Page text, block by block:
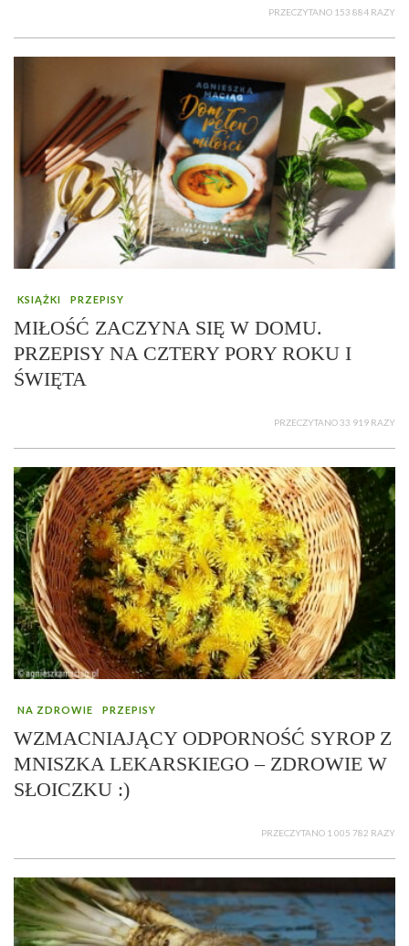
PRZECZYTANO 153 884 RAZY
KSIĄŻKI PRZEPISY
MIŁOŚĆ ZACZYNA SIĘ W DOMU.
PRZEPISY NA CZTERY PORY ROKU I
ŚWIĘTA
PRZECZYTANO 33 919 RAZY
NA ZDROWIE PRZEPISY
WZMACNIAJĄCY ODPORNOŚĆ SYROP Z
MNISZKA LEKARSKIEGO – ZDROWIE W
SŁOICZKU :)
PRZECZYTANO 1 005 782 RAZY